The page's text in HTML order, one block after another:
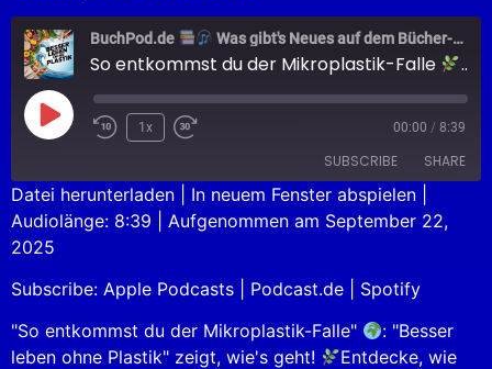
BuchPod.de Was gibt's Neues auf dem Bücher-Markt?
So entkommst du der Mikroplastik-Falle
1x 00:00 / 8:39
SUBSCRIBE SHARE
Apple Podcasts Podcast.de
RSS FEED
SHARE
EMBED
Datei herunterladen In neuem Fenster abspielen
Audiolänge: 8:39
Aufgenommen am September 22,
2025
Subscribe: Apple Podcasts Podcast.de
Spotify
"So entkommst du der Mikroplastik-Falle"
: "Besser
leben ohne Plastik" zeigt, wie's geht!
Entdecke, wie